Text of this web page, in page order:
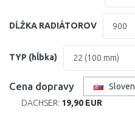
400
500
559
DĹŽKA RADIÁTOROV 900
500
TYP (hĺbka) 22 (100 mm)
10 (61 mm)
11 (61 mm)
Cena dopravy
DACHSER: 19,90 EUR